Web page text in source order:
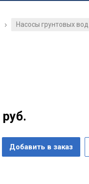
/ Насосы грунтовых вод
руб.